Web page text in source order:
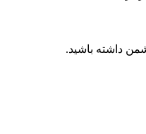
داشته باشید.